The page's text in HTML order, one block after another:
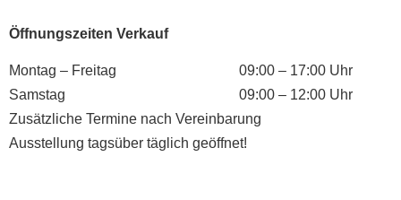
Öffnungszeiten Verkauf
Montag – Freitag
Samstag
09:00 – 17:00 Uhr
09:00 – 12:00 Uhr
Zusätzliche Termine nach Vereinbarung
Ausstellung tagsüber täglich geöffnet!